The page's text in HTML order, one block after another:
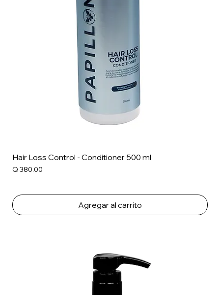
Hair Loss Control - Conditioner 500 ml
Precio
Q 380.00
Agregar al carrito